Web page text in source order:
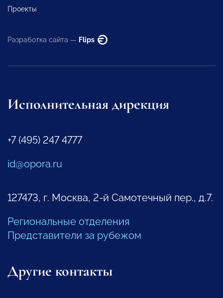
Проекты
Разработка сайта — Flips
Исполнительная дирекция
+7 (495) 247 4777
id@opora.ru
127473, г. Москва, 2-й Самотечный пер., д.7.
Региональные отделения
Представители за рубежом
Другие контакты